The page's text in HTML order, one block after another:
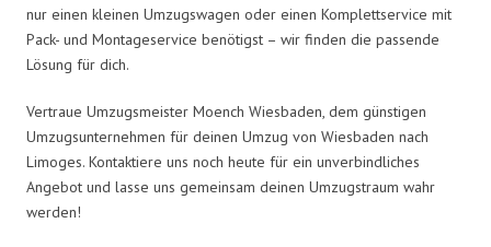
nur einen kleinen Umzugswagen oder einen Komplettservice mit
Pack- und Montageservice benötigst – wir finden die passende
Lösung für dich.
Vertraue Umzugsmeister Moench Wiesbaden, dem günstigen
Umzugsunternehmen für deinen Umzug von Wiesbaden nach
Limoges. Kontaktiere uns noch heute für ein unverbindliches
Angebot und lasse uns gemeinsam deinen Umzugstraum wahr
werden!